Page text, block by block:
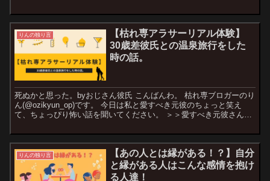
りんの独り言
【枯れ専アラサーリアル体験】
30歳差彼氏との温泉旅行をした
時の話。
死ぬかと思った。byおじさん彼氏 こんばんわ。 枯れ専ブロガーのり
ん(@ozikyun_op)です。 今日は私と愛すべき元彼のちょっと笑え
て、ちょっぴり怖い話を聞いてください。 ＞＞愛すべき元彼さんの
りんの独り言
【あの人とは縁がある！？】自分
と縁がある人はこんな感情を抱け
る人達！